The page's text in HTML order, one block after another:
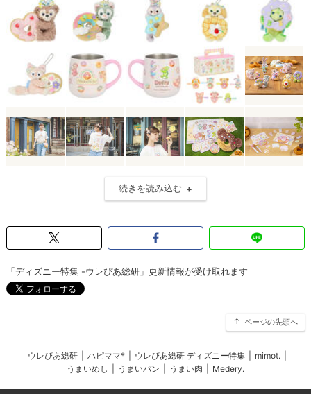
続きを読み込む
「ディズニー特集 -ウレぴあ総研」更新情報が受け取れます
ページの先頭へ
ウレぴあ総研 ハピママ* ウレぴあ総研 ディズニー特集 mimot.
うまいめし
うまいパン うまい肉 Medery.